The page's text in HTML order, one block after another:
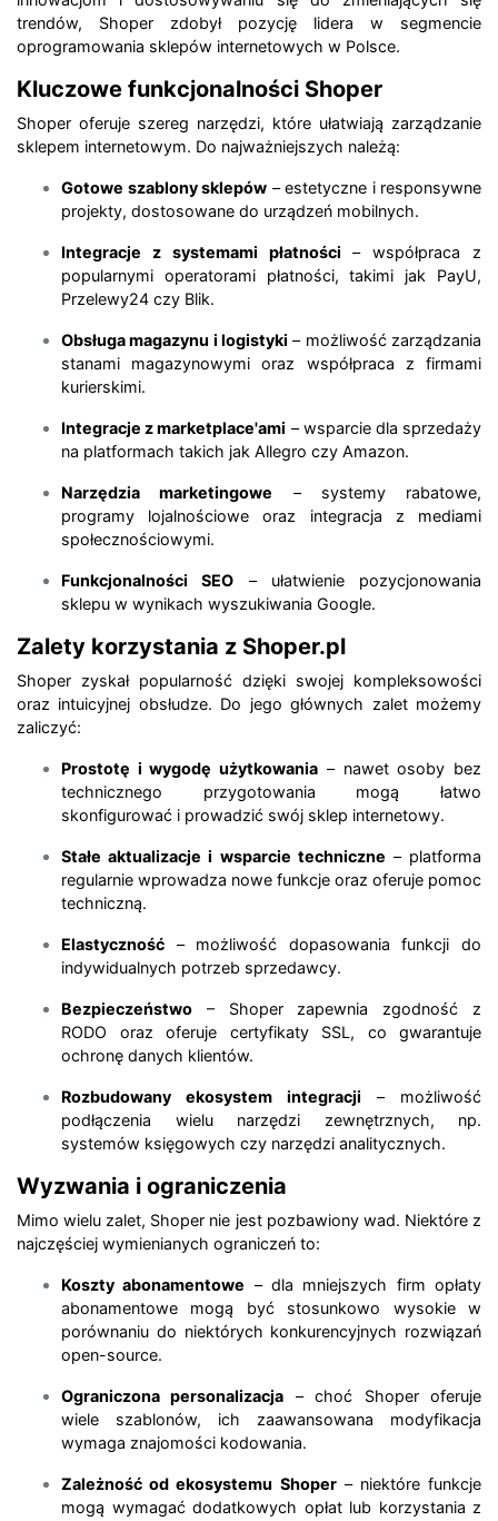
trendów, Shoper zdobył pozycję lidera w segmencie
oprogramowania sklepów internetowych w Polsce.
Kluczowe funkcjonalności Shoper
Shoper oferuje szereg narzędzi, które ułatwiają zarządzanie
sklepem internetowym. Do najważniejszych należą:
Gotowe szablony sklepów – estetyczne i responsywne
projekty, dostosowane do urządzeń mobilnych.
Integracje z systemami płatności – współpraca z
popularnymi operatorami płatności, takimi jak PayU,
Przelewy24 czy Blik.
Obsługa magazynu i logistyki – możliwość zarządzania
stanami magazynowymi oraz współpraca z firmami
kurierskimi.
Integracje z marketplace'ami – wsparcie dla sprzedaży
na platformach takich jak Allegro czy Amazon.
Narzędzia marketingowe – systemy rabatowe,
programy lojalnościowe oraz integracja z mediami
społecznościowymi.
Funkcjonalności SEO – ułatwienie pozycjonowania
sklepu w wynikach wyszukiwania Google.
Zalety korzystania z Shoper.pl
Shoper zyskał popularność dzięki swojej kompleksowości
oraz intuicyjnej obsłudze. Do jego głównych zalet możemy
zaliczyć:
Prostotę i wygodę użytkowania – nawet osoby bez
technicznego przygotowania mogą łatwo
skonfigurować i prowadzić swój sklep internetowy.
Stałe aktualizacje i wsparcie techniczne – platforma
regularnie wprowadza nowe funkcje oraz oferuje pomoc
techniczną.
Elastyczność – możliwość dopasowania funkcji do
indywidualnych potrzeb sprzedawcy.
Bezpieczeństwo – Shoper zapewnia zgodność z
RODO oraz oferuje certyfikaty SSL, co gwarantuje
ochronę danych klientów.
Rozbudowany ekosystem integracji – możliwość
podłączenia wielu narzędzi zewnętrznych, np.
systemów księgowych czy narzędzi analitycznych.
Wyzwania i ograniczenia
Mimo wielu zalet, Shoper nie jest pozbawiony wad. Niektóre z
najczęściej wymienianych ograniczeń to:
Koszty abonamentowe – dla mniejszych firm opłaty
abonamentowe mogą być stosunkowo wysokie w
porównaniu do niektórych konkurencyjnych rozwiązań
open-source.
Ograniczona personalizacja – choć Shoper oferuje
wiele szablonów, ich zaawansowana modyfikacja
wymaga znajomości kodowania.
Zależność od ekosystemu Shoper– niektóre funkcje
mogą wymagać dodatkowych opłat lub korzystania z